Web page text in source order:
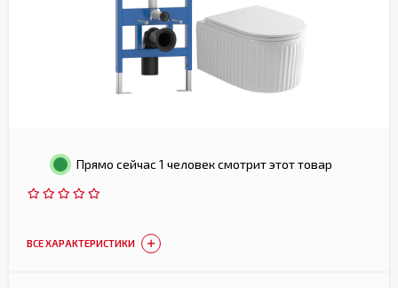
Прямо сейчас 1 человек смотрит этот товар
ВСЕ ХАРАКТЕРИСТИКИ